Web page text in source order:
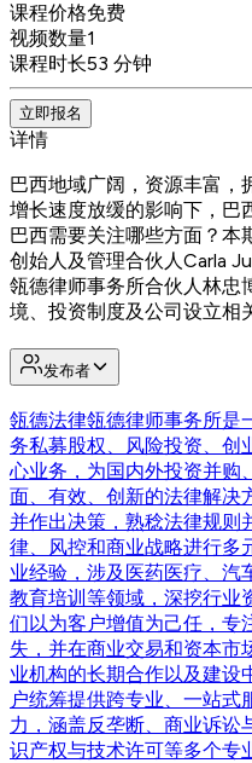
课程价格免费
视频数量1
课程时长53 分钟
立即报名
详情
巴西地域广阔，资源丰富，
增长速度放缓的影响下，巴
巴西需要关注哪些方面？本
创始人及管理合伙人Carla
瓴德律师事务所合伙人林忠
境、投资制度及公司设立相
发布者
瓴德法律瓴德律师事务所是
务私募股权、风险投资、创
心业务，为国内外投资并购
面、有效、创新的法律解决
并作出决策，熟稔法律规则
律、风控和商业战略进行多
业经验，涉及医药医疗、汽
教育培训等领域，深挖行业
们以为客户增值为己任，专
失，并在商业交易和资本市
业机构的长期合作以及建设
户统筹提供跨专业、一站式
力，涵盖反垄断、商业诉讼
识产权与技术许可等多个专